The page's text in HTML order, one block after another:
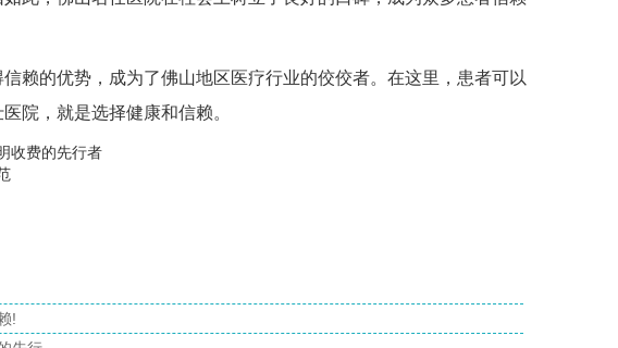
的优势，成为了佛山地区医疗行业的佼佼者。在这里，患者可以
院，就是选择健康和信赖。
收费的先行者
!